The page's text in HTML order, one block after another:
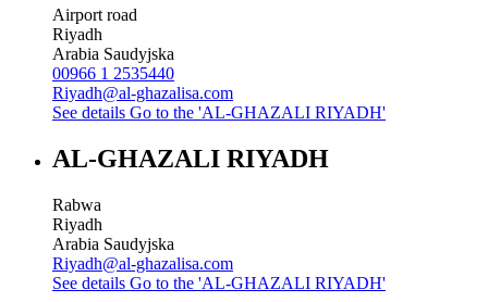
Airport road
Riyadh
Arabia Saudyjska
00966 1 2535440
Riyadh@al-ghazalisa.com
See details Go to the 'AL-GHAZALI RIYADH'
AL-GHAZALI RIYADH
Rabwa
Riyadh
Arabia Saudyjska
Riyadh@al-ghazalisa.com
See details Go to the 'AL-GHAZALI RIYADH'